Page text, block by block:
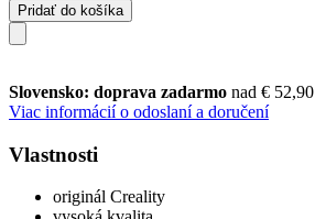
Pridať do košíka
Slovensko: doprava zadarmo nad € 52,90
Viac informácií o odoslaní a doručení
Vlastnosti
originál Creality